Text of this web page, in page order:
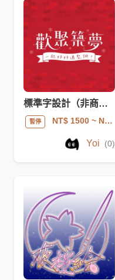
標準字設計（非商業）
暫停 NT$ 1500~ NT$ 3000
Yoi (0)